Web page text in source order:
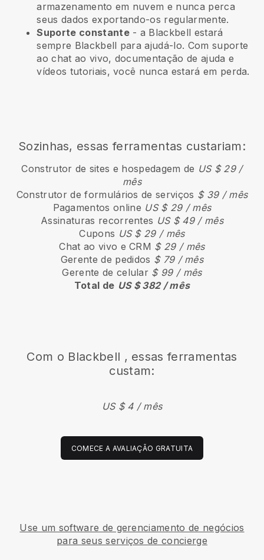
armazenamento em nuvem e nunca perca
seus dados exportando-os regularmente.
Suporte constante- a Blackbell estará
sempre Blackbell para ajudá-lo. Com suporte
ao chat ao vivo, documentação de ajuda e
vídeos tutoriais, você nunca estará em perda.
Sozinhas, essas ferramentas custariam:
Construtor de sites e hospedagem de US $ 29 /
mês
Construtor de formulários de serviços $ 39 / mês
Pagamentos online US $ 29 / mês
Assinaturas recorrentes US $ 49 / mês
Cupons US $ 29 / mês
Chat ao vivo e CRM $ 29 / mês
Gerente de pedidos $ 79 / mês
Gerente de celular $ 99 / mês
Total de US $ 382 / mês
Com o Blackbell , essas ferramentas
custam:
US $ 4 / mês
COMECE A AVALIAÇÃO GRATUITA
Use um software de gerenciamento de negócios
para seus serviços de concierge